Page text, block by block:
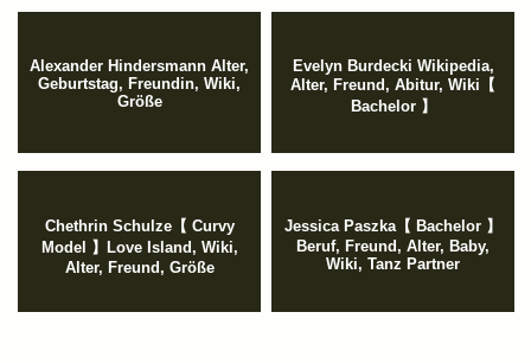
Alexander Hindersmann Alter,
Geburtstag, Freundin, Wiki,
Größe
Evelyn Burdecki Wikipedia,
Alter, Freund, Abitur, Wiki【
Bachelor 】
Chethrin Schulze【 Curvy
Model 】Love Island, Wiki,
Alter, Freund, Größe
Jessica Paszka【 Bachelor 】
Beruf, Freund, Alter, Baby,
Wiki, Tanz Partner